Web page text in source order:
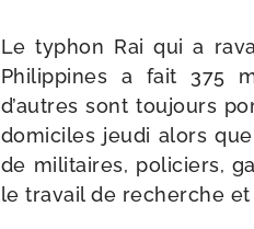
Le typhon Rai qui a
Philippines a fait 375
d’autres sont tou­jours
domi­ciles jeu­di alors
de mili­taires, poli­ciers,
le tra­vail de recherche